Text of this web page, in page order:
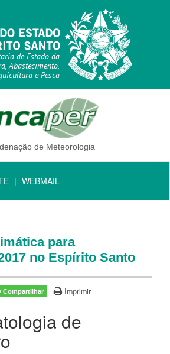
de Estado da
Abastecimento,
e Pesca
de Meteorologia
| WEBMAIL
para
no Espírito Santo
Compartilhar Imprimir
de